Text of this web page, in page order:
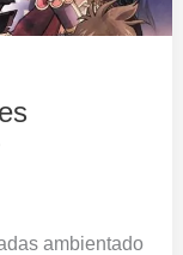
ambientado